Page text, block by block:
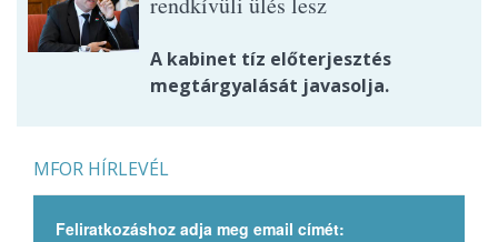
A kabinet tíz előterjesztés
megtárgyalását javasolja.
MFOR HÍRLEVÉL
Feliratkozáshoz adja meg email címét: